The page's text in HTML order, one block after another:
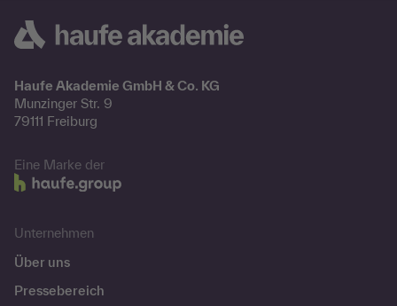
Haufe Akademie GmbH & Co. KG
Munzinger Str. 9
79111 Freiburg
Eine Marke der
Unternehmen
Über uns
Pressebereich